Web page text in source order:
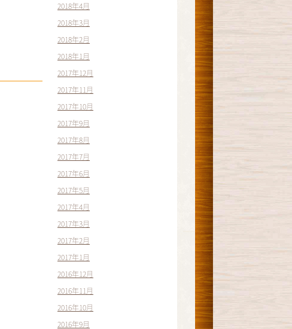
2018年4月
2018年3月
2018年2月
2018年1月
2017年12月
2017年11月
2017年10月
2017年9月
2017年8月
2017年7月
2017年6月
2017年5月
2017年4月
2017年3月
2017年2月
2017年1月
2016年12月
2016年11月
2016年10月
2016年9月